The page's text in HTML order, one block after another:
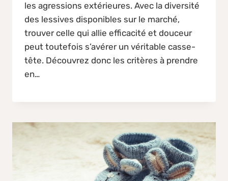
les agressions extérieures. Avec la diversité
des lessives disponibles sur le marché,
trouver celle qui allie efficacité et douceur
peut toutefois s’avérer un véritable casse-
tête. Découvrez donc les critères à prendre
en…